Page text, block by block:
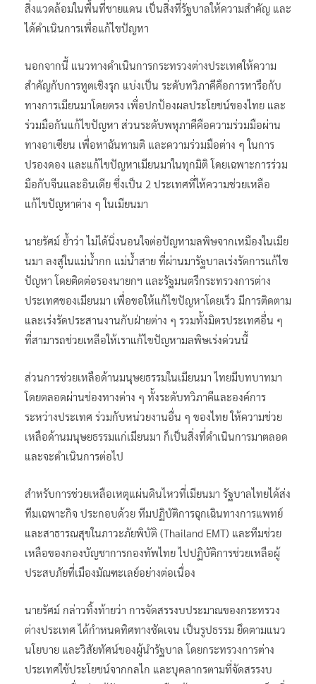
สิ่งแวดล้อมในพื้นที่ชายแดน เป็นสิ่งที่รัฐบาลให้ความสำคัญ และ
ได้ดำเนินการเพื่อแก้ไขปัญหา
นอกจากนี้ แนวทางดำเนินการกระทรวงต่างประเทศให้ความ
สำคัญกับการทูตเชิงรุก แบ่งเป็น ระดับทวิภาคีคือการหารือกับ
ทางการเมียนมาโดยตรง เพื่อปกป้องผลประโยชน์ของไทย และ
ร่วมมือกันแก้ไขปัญหา ส่วนระดับพหุภาคีคือความร่วมมือผ่าน
ทางอาเซียน เพื่อหาฉันทามติ และความร่วมมือต่าง ๆ ในการ
ปรองดอง และแก้ไขปัญหาเมียนมาในทุกมิติ โดยเฉพาะการร่วม
มือกับจีนและอินเดีย ซึ่งเป็น 2 ประเทศที่ให้ความช่วยเหลือ
แก้ไขปัญหาต่าง ๆ ในเมียนมา
นายรัศม์ ย้ำว่า ไม่ได้นิ่งนอนใจต่อปัญหามลพิษจากเหมืองในเมีย
นมา ลงสู่ในแม่น้ำกก แม่น้ำสาย ที่ผ่านมารัฐบาลเร่งรัดการแก้ไข
ปัญหา โดยติดต่อรองนายกฯ และรัฐมนตรีกระทรวงการต่าง
ประเทศของเมียนมา เพื่อขอให้แก้ไขปัญหาโดยเร็ว มีการติดตาม
และเร่งรัดประสานงานกับฝ่ายต่าง ๆ รวมทั้งมิตรประเทศอื่น ๆ
ที่สามารถช่วยเหลือให้เราแก้ไขปัญหามลพิษเร่งด่วนนี้
ส่วนการช่วยเหลือด้านมนุษยธรรมในเมียนมา ไทยมีบทบาทมา
โดยตลอดผ่านช่องทางต่าง ๆ ทั้งระดับทวิภาคีและองค์การ
ระหว่างประเทศ ร่วมกับหน่วยงานอื่น ๆ ของไทย ให้ความช่วย
เหลือด้านมนุษยธรรมแก่เมียนมา ก็เป็นสิ่งที่ดำเนินการมาตลอด
และจะดำเนินการต่อไป
สำหรับการช่วยเหลือเหตุแผ่นดินไหวที่เมียนมา รัฐบาลไทยได้ส่ง
ทีมเฉพาะกิจ ประกอบด้วย ทีมปฏิบัติการฉุกเฉินทางการแพทย์
และสาธารณสุขในภาวะภัยพิบัติ (Thailand EMT) และทีมช่วย
เหลือของกองบัญชาการกองทัพไทย ไปปฏิบัติการช่วยเหลือผู้
ประสบภัยที่เมืองมัณฑะเลย์อย่างต่อเนื่อง
นายรัศม์ กล่าวทิ้งท้ายว่า การจัดสรรงบประมาณของกระทรวง
ต่างประเทศ ได้กำหนดทิศทางชัดเจน เป็นรูปธรรม ยึดตามแนว
นโยบาย และวิสัยทัศน์ของผู้นำรัฐบาล โดยกระทรวงการต่าง
ประเทศใช้ประโยชน์จากกลไก และบุคลากรตามที่จัดสรรงบ